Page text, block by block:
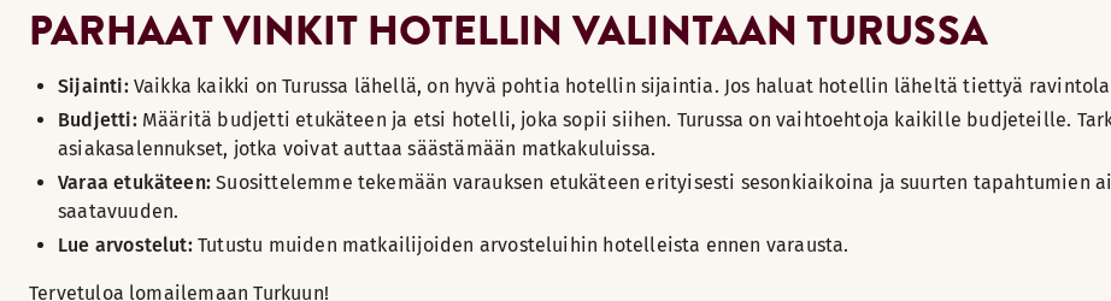
PARHAAT VINKIT HOTELLIN VALINTAAN TURUSSA
Sijainti:Vaikka kaikki on Turussa lähellä, on hyvä pohtia hotellin sijaintia. Jos haluat hotellin läheltä tiettyä
Budjetti:Määritä budjetti etukäteen ja etsi hotelli, joka sopii siihen. Turussa on vaihtoehtoja kaikille budjeteille.
asiakasalennukset, jotka voivat auttaa säästämään matkakuluissa.
Varaa etukäteen: Suosittelemme tekemään varauksen etukäteen erityisesti sesonkiaikoina ja suurten tapahtumien
saatavuuden.
Lue arvostelut:Tutustu muiden matkailijoiden arvosteluihin hotelleista ennen varausta.
Tervetuloa lomailemaan Turkuun!